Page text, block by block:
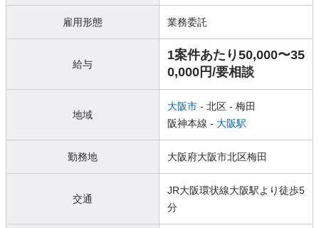
雇用形態 業務委託
給与
1案件あたり50,000〜35
0,000円/要相談
地域
大阪市 - 北区 - 梅田
阪神本線 - 大阪駅
勤務地 大阪府大阪市北区梅田
交通
JR大阪環状線大阪駅より徒歩5
分